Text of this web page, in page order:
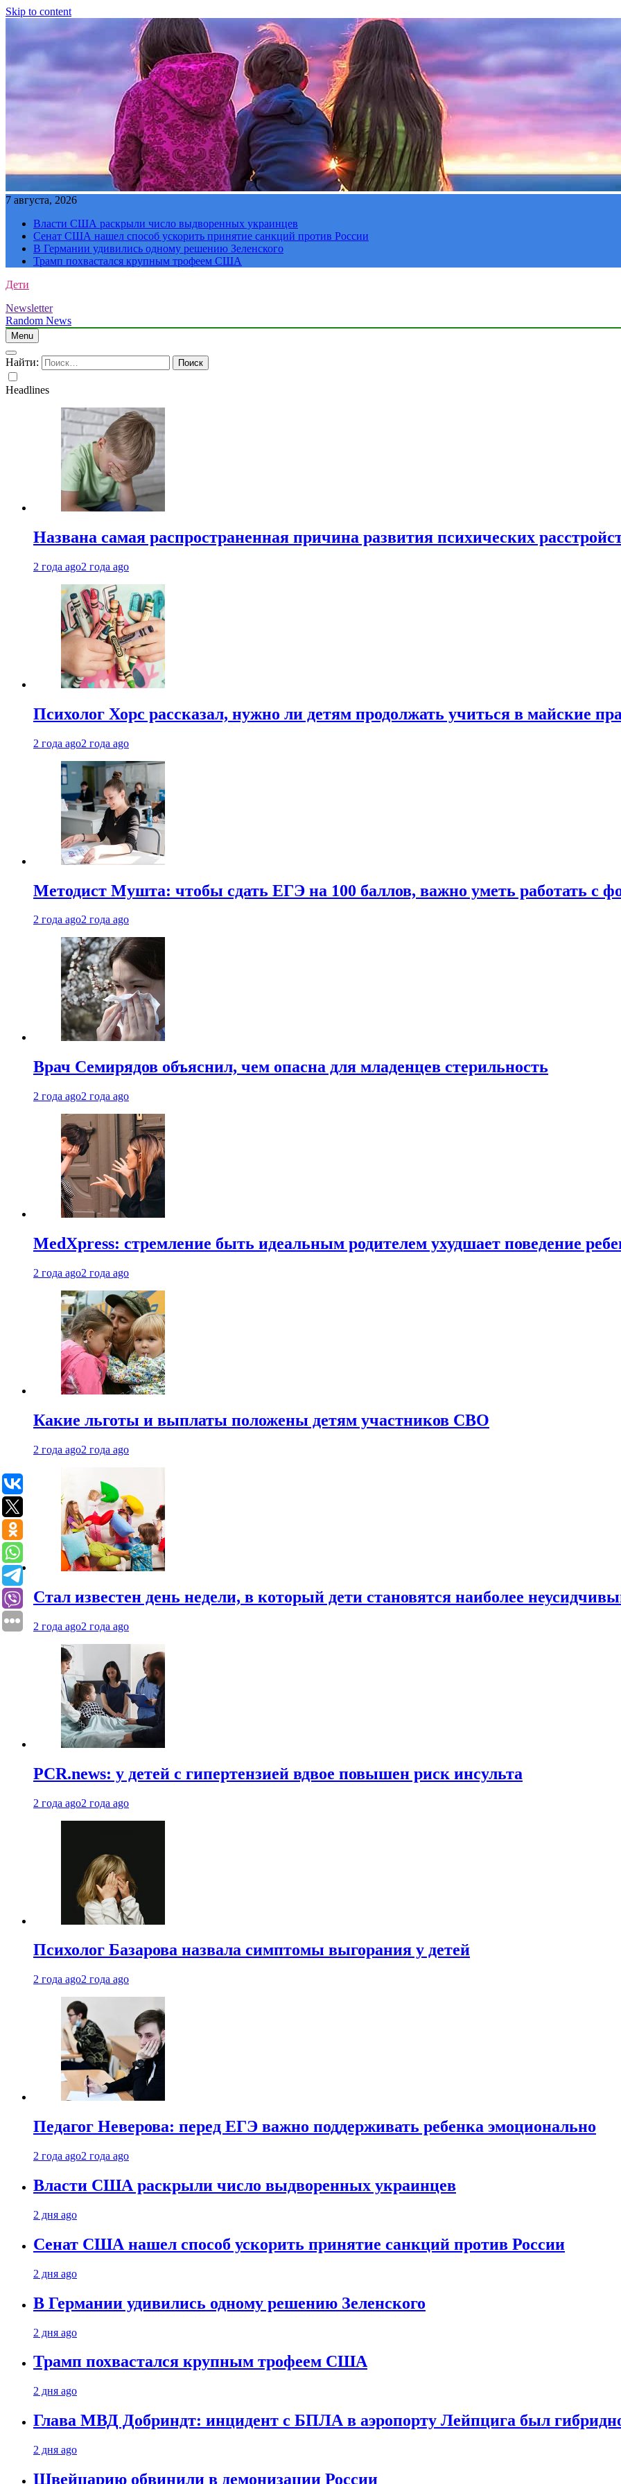
Skip to content
7 августа, 2026
Власти США раскрыли число выдворенных украинцев
Сенат США нашел способ ускорить принятие санкций против России
В Германии удивились одному решению Зеленского
Трамп похвастался крупным трофеем США
Дети
Newsletter
Random News
Menu
Найти:
Headlines
Названа самая распространенная причина развития психических
2 года ago2 года ago
Психолог Хорс рассказал, нужно ли детям продолжать учиться в майские
2 года ago2 года ago
Методист Мушта: чтобы сдать ЕГЭ на 100 баллов, важно уметь работать с
2 года ago2 года ago
Врач Семирядов объяснил, чем опасна для младенцев стерильность
2 года ago2 года ago
MedXpress: стремление быть идеальным родителем ухудшает поведение
2 года ago2 года ago
Какие льготы и выплаты положены детям участников СВО
2 года ago2 года ago
Стал известен день недели, в который дети становятся наиболее
2 года ago2 года ago
PCR.news: у детей с гипертензией вдвое повышен риск инсульта
2 года ago2 года ago
Психолог Базарова назвала симптомы выгорания у детей
2 года ago2 года ago
Педагог Неверова: перед ЕГЭ важно поддерживать ребенка эмоционально
2 года ago2 года ago
Власти США раскрыли число выдворенных украинцев
2 дня ago
Сенат США нашел способ ускорить принятие санкций против России
2 дня ago
В Германии удивились одному решению Зеленского
2 дня ago
Трамп похвастался крупным трофеем США
2 дня ago
Глава МВД Добриндт: инцидент с БПЛА в аэропорту Лейпцига был
2 дня ago
Швейцарию обвинили в демонизации России